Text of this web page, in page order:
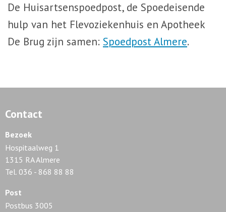
De Huisartsenspoedpost, de Spoedeisende
hulp van het Flevoziekenhuis en Apotheek
De Brug zijn samen: Spoedpost Almere.
Contact
Bezoek
Hospitaalweg 1
1315 RA Almere
Tel. 036 - 868 88 88
Post
Postbus 3005